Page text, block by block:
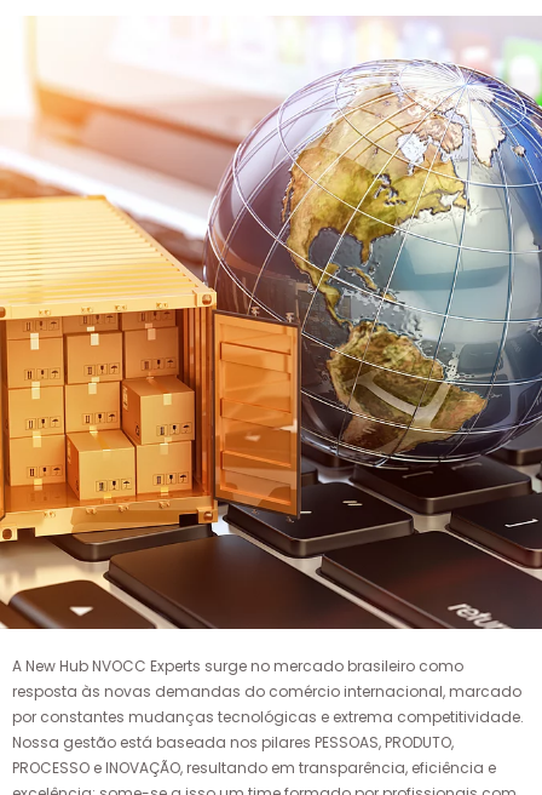
A New Hub NVOCC Experts surge no mercado brasileiro como
resposta às novas demandas do comércio internacional, marcado
por constantes mudanças tecnológicas e extrema competitividade.
Nossa gestão está baseada nos pilares PESSOAS, PRODUTO,
PROCESSO e INOVAÇÃO, resultando em transparência, eficiência e